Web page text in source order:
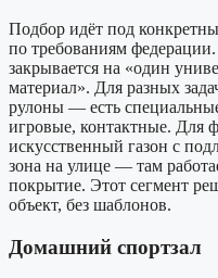
Подбор идёт под
по требованиям
закрывается на «один
материал». Для разных
рулоны — есть
игровые, контактные. Для
искусственный газон с
зона на улице — там
покрытие. Этот сегмент
объект, без шаблонов.
Домашний спортзал